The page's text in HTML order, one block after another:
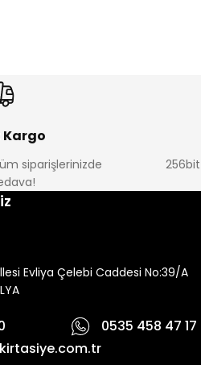
Kargo
siparişlerinizde
256bit
Evliya Çelebi Caddesi No:39/A
0535 458 47 17